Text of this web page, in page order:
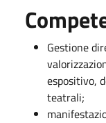
Gestione
espositivo,
teatrali;